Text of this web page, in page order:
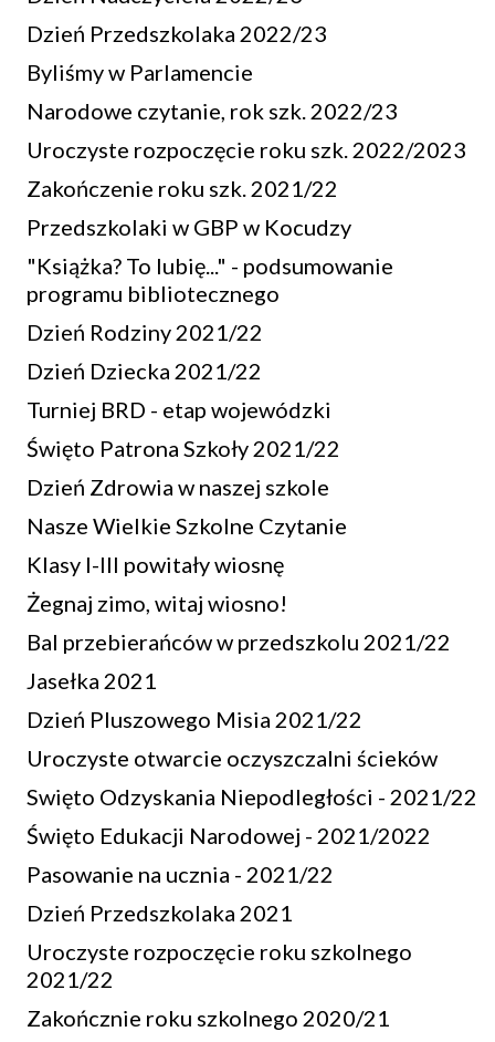
Dzień Przedszkolaka 2022/23
Byliśmy w Parlamencie
Narodowe czytanie, rok szk. 2022/23
Uroczyste rozpoczęcie roku szk. 2022/2023
Zakończenie roku szk. 2021/22
Przedszkolaki w GBP w Kocudzy
"Książka? To lubię..." - podsumowanie
programu bibliotecznego
Dzień Rodziny 2021/22
Dzień Dziecka 2021/22
Turniej BRD - etap wojewódzki
Święto Patrona Szkoły 2021/22
Dzień Zdrowia w naszej szkole
Nasze Wielkie Szkolne Czytanie
Klasy I-III powitały wiosnę
Żegnaj zimo, witaj wiosno!
Bal przebierańców w przedszkolu 2021/22
Jasełka 2021
Dzień Pluszowego Misia 2021/22
Uroczyste otwarcie oczyszczalni ścieków
Swięto Odzyskania Niepodległości - 2021/22
Święto Edukacji Narodowej - 2021/2022
Pasowanie na ucznia - 2021/22
Dzień Przedszkolaka 2021
Uroczyste rozpoczęcie roku szkolnego
2021/22
Zakończnie roku szkolnego 2020/21